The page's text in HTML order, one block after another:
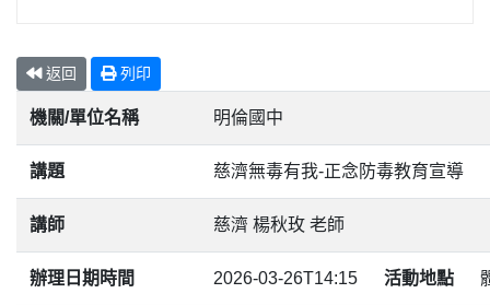
返回 列印
機關/單位名稱 明倫國中
講題 慈濟無毒有我-正念防毒教育宣導
講師 慈濟 楊秋玫 老師
辦理日期時間 2026-03-26T14:15 活動地點